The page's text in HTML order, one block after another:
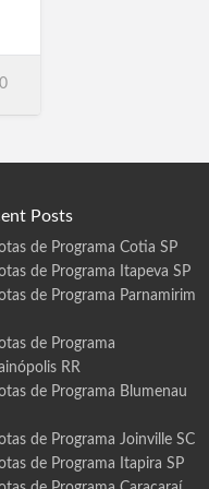
0
Posts
de Programa Cotia SP
de Programa Itapeva SP
de Programa Parnamirim
de Programa
RR
de Programa Blumenau
de Programa Joinville SC
de Programa Itapira SP